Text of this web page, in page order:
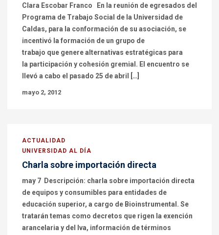
Clara Escobar Franco En la reunión de egresados del
Programa de Trabajo Social de la Universidad de
Caldas, para la conformación de su asociación, se
incentivó la formación de un grupo de
trabajo que genere alternativas estratégicas para
la participación y cohesión gremial. El encuentro se
llevó a cabo el pasado 25 de abril […]
mayo 2, 2012
ACTUALIDAD
UNIVERSIDAD AL DÍA
Charla sobre importación directa
may 7 Descripción: charla sobre importación directa
de equipos y consumibles para entidades de
educación superior, a cargo de Bioinstrumental. Se
tratarán temas como decretos que rigen la exención
arancelaria y del Iva, información de términos